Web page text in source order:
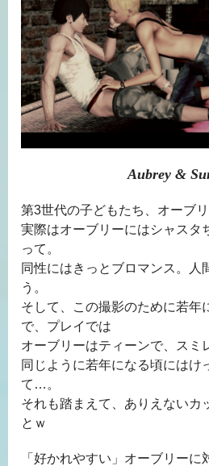
Aubrey &
第3世代の子どもたち、オーブリ
実際はオーブリーにはシャスタ
って。
同性にはきっとブロマンス。人
う。
そして、この撮影のために若年
で、プレイでは
オーブリーはティーンで、スミ
同じように若年になる頃にはけ
て…。
それも踏まえて、ありえないカ
とｗ
「好かれやすい」オーブリーに